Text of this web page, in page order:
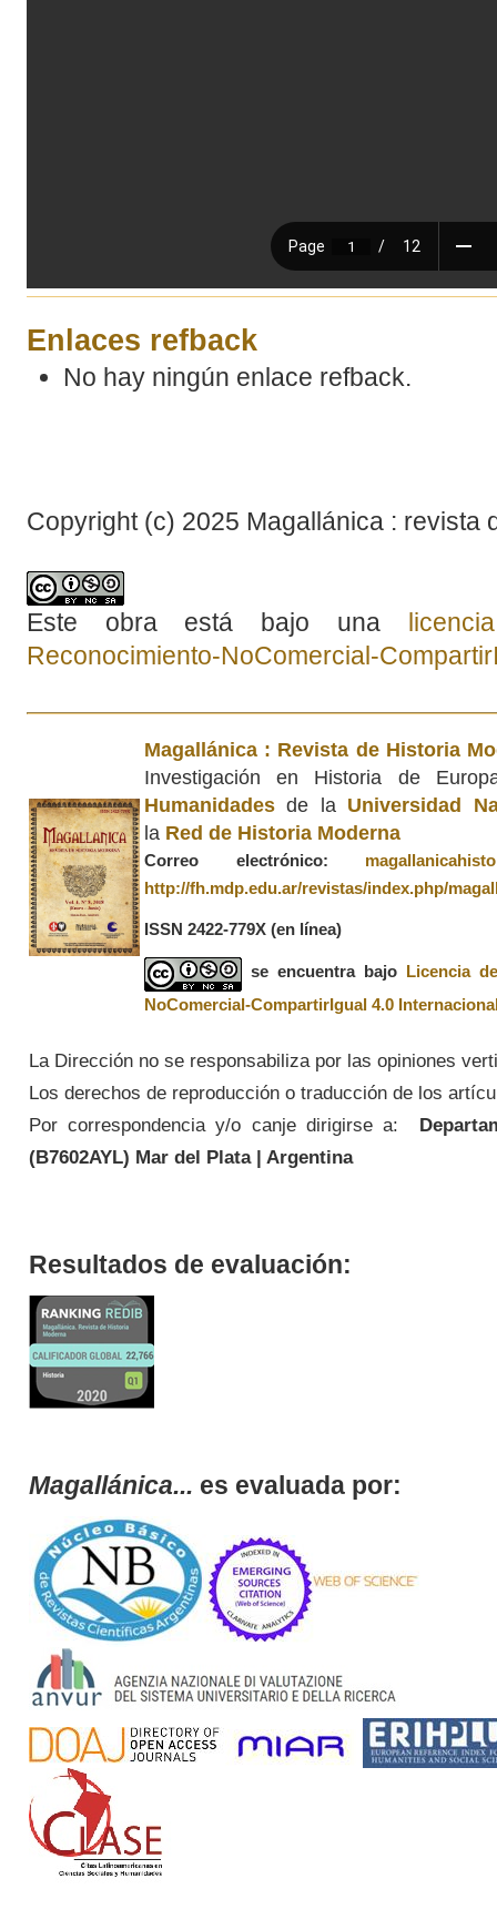
Enlaces refback
No hay ningún enlace refback.
Copyright (c) 2025 Magallánica : revista
Este obra está bajo una
Reconocimiento-NoComercial-
Magallánica : Revista de Historia
Investigación en Historia de
Humanidadesde la Universidad
la Red de Historia Moderna
Correo electrónico:
http://fh.mdp.edu.ar/revistas/index.php/
ISSN 2422-779X (en línea)
se encuentra bajo
Licencia
NoComercial-CompartirIgual 4.0
La Dirección no se responsabiliza por las opiniones
Los derechos de reproducción o traducción de los
Por correspondencia y/o canje dirigirse a:
(B7602AYL) Mar del Plata | Argentina
Resultados de evaluación:
Magallánica... es evaluada por: